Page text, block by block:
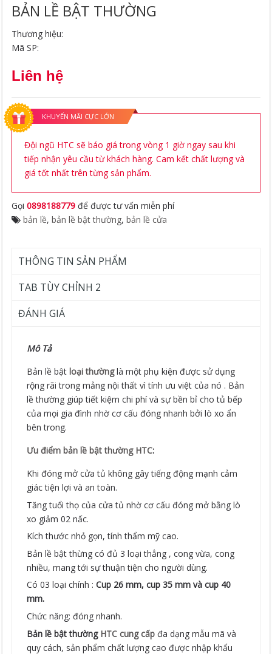
BẢN LỀ BẬT THƯỜNG
Thương hiệu:
Mã SP:
Liên hệ
KHUYẾN MÃI CỰC LỚN
Đội ngũ HTC sẽ báo giá trong vòng 1 giờ ngay sau khi
tiếp nhận yêu cầu từ khách hàng. Cam kết chất lượng và
giá tốt nhất trên từng sản phẩm.
Gọi0898188779 để được tư vấn miễn phí
bản lề,bản lề bật thường,bản lề cửa
THÔNG TIN SẢN PHẨM
TAB TÙY CHỈNH 2
ĐÁNH GIÁ
Mô Tả
Bản lề bậtloạithườnglà một phụ kiện được sử dụng
rộng rãi trong mảng nội thất vì tính ưu việt của nó . Bản
lề thường giúp tiết kiệm chi phí và sự bền bỉ cho tủ bếp
của mọi gia đình nhờ cơ cấu đóng nhanh bởi lò xo ẩn
bên trong.
Ưu điểm bản lề bật thường HTC:
Khi đóng mở cửa tủ không gây tiếng động mạnh cảm
giác tiện lợi và an toàn.
Tăng tuổi thọ của cửa tủ nhờ cơ cấu đóng mở bằng lò
xo giảm 02 nấc.
Kích thước nhỏ gọn, tính thẩm mỹ cao.
Bản lề bật thừng có đủ 3 loại thẳng , cong vừa, cong
nhiều, mang tới sự thuận tiện cho người dùng.
Có 03 loại chính :Cup 26 mm, cup 35 mm và cup 40
mm.
Chức năng: đóng nhanh.
Bản lề bật thường HTC cung cấp đa dạng mẫu mã và
quy cách, sản phẩm chất lượng cao được nhập khẩu